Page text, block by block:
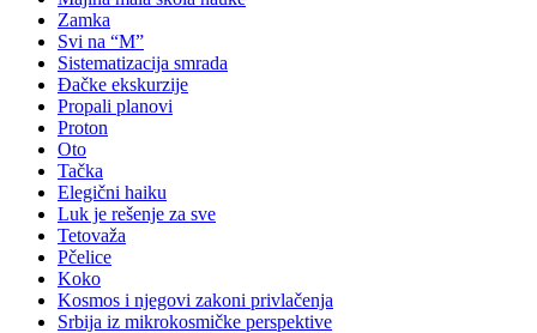
Zamka
Svi na “M”
Sistematizacija smrada
Đačke ekskurzije
Propali planovi
Proton
Oto
Tačka
Elegični haiku
Luk je rešenje za sve
Tetovaža
Pčelice
Koko
Kosmos i njegovi zakoni privlačenja
Srbija iz mikrokosmičke perspektive